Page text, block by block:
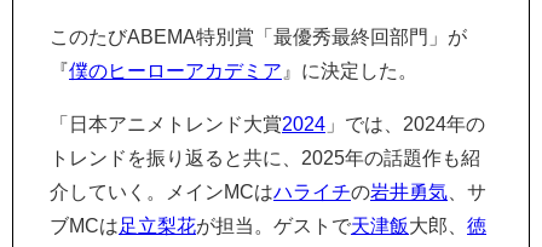
このたびABEMA特別賞「最優秀最終回部門」が
『僕のヒーローアカデミア 』に決定した。
「日本アニメトレンド大賞2024 」では、2024年の
トレンドを振り返ると共に、2025年の話題作も紹
介していく。メインMCはハライチの岩井勇気 、サ
ブMCは足立梨花が担当。ゲストで天津飯大郎、 徳